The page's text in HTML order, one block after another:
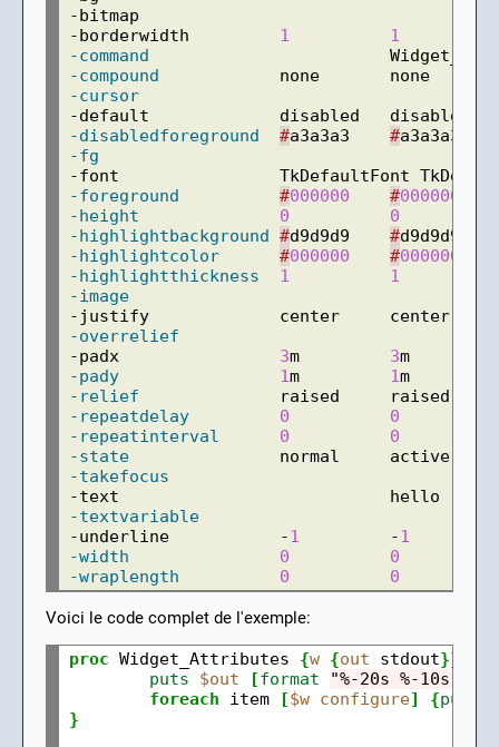
-bitmap
-borderwidth 1
1
-command
-compound
-cursor
-disabledforeground
#a3a3a3 #
-fg
-foreground
#000000 #000000
-height
0
0
-highlightbackground
#d9d9d9 #
-highlightcolor
#000000 #000000
-highlightthickness
1
1
-image
-overrelief
-padx 3m 3
-pady
1m 1
-relief
-repeatdelay
0
0
-repeatinterval
0
0
-state
-takefocus
-textvariable
-underline           -1
         -
1
-width
0
0
-wraplength
0 0
Voici le code complet de l'exemple:
proc Widget_Attributes {w {out stdout}}
puts
$out [format "%-20s %-10s %s"
foreach item [$w configure] {puts
}